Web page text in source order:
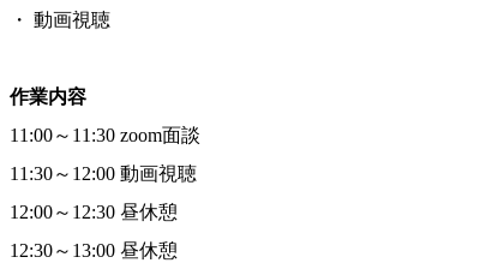
・ 動画視聴
作業内容
11:00～11:30 zoom面談
11:30～12:00 動画視聴
12:00～12:30 昼休憩
12:30～13:00 昼休憩